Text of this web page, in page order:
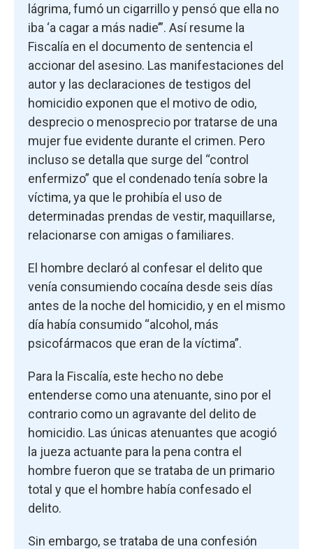
lágrima, fumó un cigarrillo y pensó que ella no
iba ‘a cagar a más nadie’”. Así resume la
Fiscalía en el documento de sentencia el
accionar del asesino. Las manifestaciones del
autor y las declaraciones de testigos del
homicidio exponen que el motivo de odio,
desprecio o menosprecio por tratarse de una
mujer fue evidente durante el crimen. Pero
incluso se detalla que surge del “control
enfermizo” que el condenado tenía sobre la
víctima, ya que le prohibía el uso de
determinadas prendas de vestir, maquillarse,
relacionarse con amigas o familiares.
El hombre declaró al confesar el delito que
venía consumiendo cocaína desde seis días
antes de la noche del homicidio, y en el mismo
día había consumido “alcohol, más
psicofármacos que eran de la víctima”.
Para la Fiscalía, este hecho no debe
entenderse como una atenuante, sino por el
contrario como un agravante del delito de
homicidio. Las únicas atenuantes que acogió
la jueza actuante para la pena contra el
hombre fueron que se trataba de un primario
total y que el hombre había confesado el
delito.
Sin embargo, se trataba de una confesión